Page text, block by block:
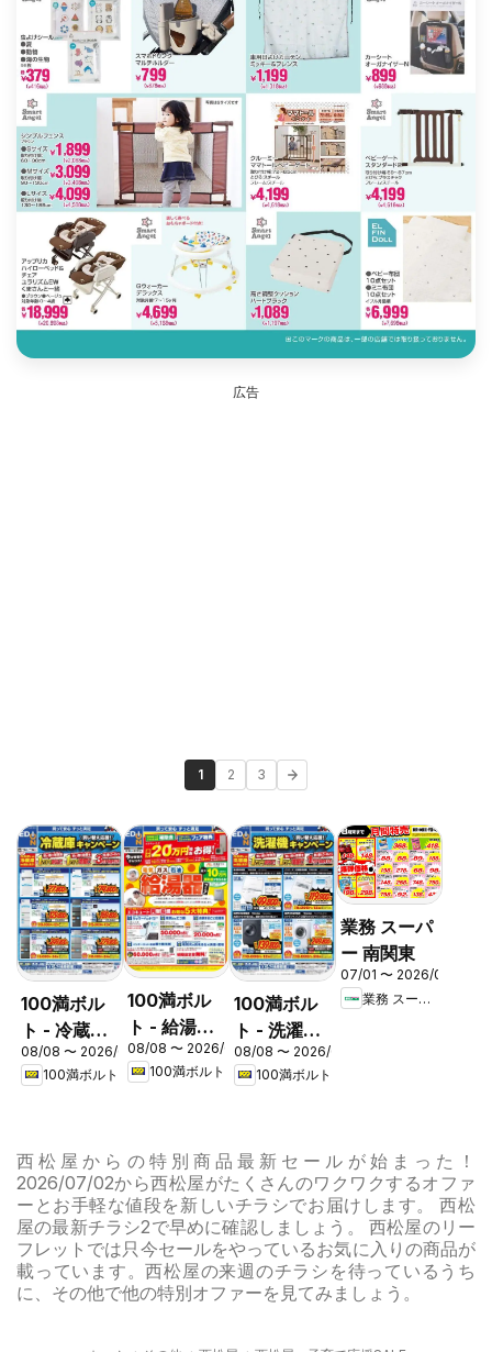
広告
1 2 3
100満ボル
ト - 冷蔵庫
キャンペー
ン
08/08 〜 2026/08/16
100満ボルト
100満ボル
ト - 給湯器
フェア
08/08 〜 2026/08/31
100満ボルト
100満ボル
ト - 洗濯機
キャンペー
ン
08/08 〜 2026/08/16
100満ボルト
業務 スーパ
ー 南関東
07/01 〜 2026/08/31
業務 スーパー
西松屋からの特別商品最新セールが始まった！
2026/07/02から西松屋がたくさんのワクワクするオファ
ーとお手軽な値段を新しいチラシでお届けします。 西松
屋の最新チラシ2で早めに確認しましょう。 西松屋のリー
フレットでは只今セールをやっているお気に入りの商品が
載っています。西松屋の来週のチラシを待っているうち
に、その他で他の特別オファーを見てみましょう。